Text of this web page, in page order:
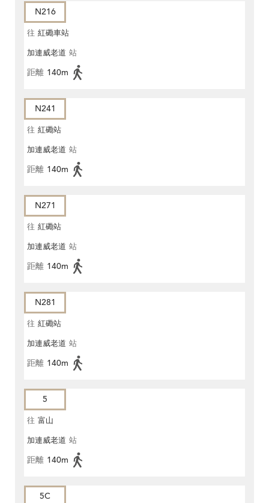
N216
往 紅磡車站
加連威老道 站
距離 140m
N241
往 紅磡站
加連威老道 站
距離 140m
N271
往 紅磡站
加連威老道 站
距離 140m
N281
往 紅磡站
加連威老道 站
距離 140m
5
往 富山
加連威老道 站
距離 140m
5C